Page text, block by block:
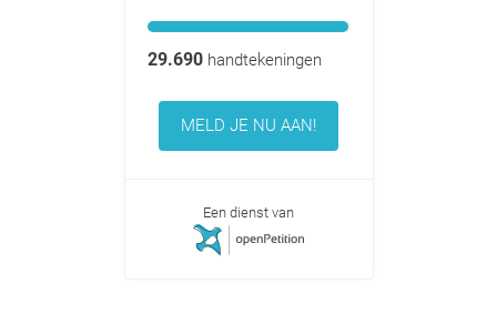
29.690handtekeningen
MELD JE NU AAN!
Een dienst van